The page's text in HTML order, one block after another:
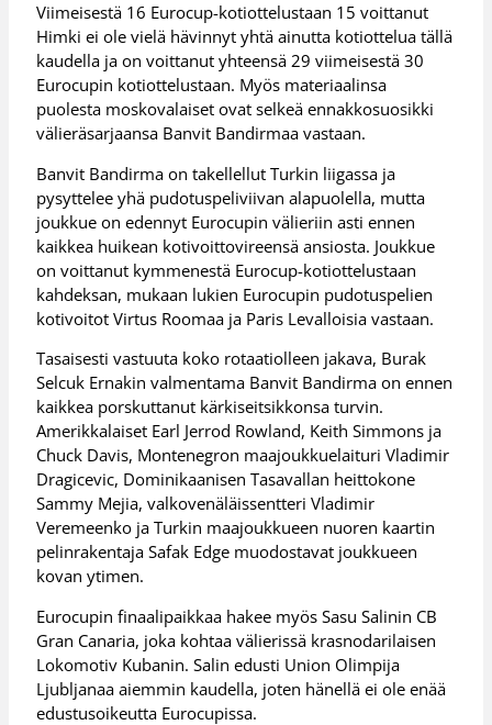
Viimeisestä 16 Eurocup-kotiottelustaan 15 voittanut
Himki ei ole vielä hävinnyt yhtä ainutta kotiottelua tällä
kaudella ja on voittanut yhteensä 29 viimeisestä 30
Eurocupin kotiottelustaan. Myös materiaalinsa
puolesta moskovalaiset ovat selkeä ennakkosuosikki
välieräsarjaansa Banvit Bandirmaa vastaan.
Banvit Bandirma on takellellut Turkin liigassa ja
pysyttelee yhä pudotuspeliviivan alapuolella, mutta
joukkue on edennyt Eurocupin välieriin asti ennen
kaikkea huikean kotivoittovireensä ansiosta. Joukkue
on voittanut kymmenestä Eurocup-kotiottelustaan
kahdeksan, mukaan lukien Eurocupin pudotuspelien
kotivoitot Virtus Roomaa ja Paris Levalloisia vastaan.
Tasaisesti vastuuta koko rotaatiolleen jakava, Burak
Selcuk Ernakin valmentama Banvit Bandirma on ennen
kaikkea porskuttanut kärkiseitsikkonsa turvin.
Amerikkalaiset Earl Jerrod Rowland, Keith Simmons ja
Chuck Davis, Montenegron maajoukkuelaituri Vladimir
Dragicevic, Dominikaanisen Tasavallan heittokone
Sammy Mejia, valkovenäläissentteri Vladimir
Veremeenko ja Turkin maajoukkueen nuoren kaartin
pelinrakentaja Safak Edge muodostavat joukkueen
kovan ytimen.
Eurocupin finaalipaikkaa hakee myös Sasu Salinin CB
Gran Canaria, joka kohtaa välierissä krasnodarilaisen
Lokomotiv Kubanin. Salin edusti Union Olimpija
Ljubljanaa aiemmin kaudella, joten hänellä ei ole enää
edustusoikeutta Eurocupissa.